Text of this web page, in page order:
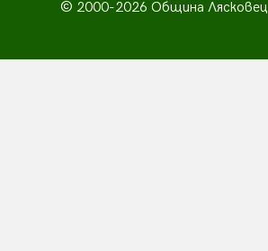
© 2000-2026 Община Лясковец